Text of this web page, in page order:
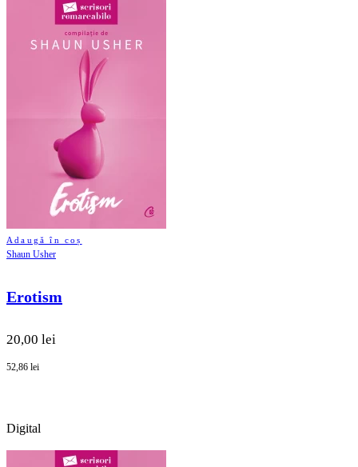
Adaugă în coș
Shaun Usher
Erotism
20,00 lei
52,86 lei
Digital